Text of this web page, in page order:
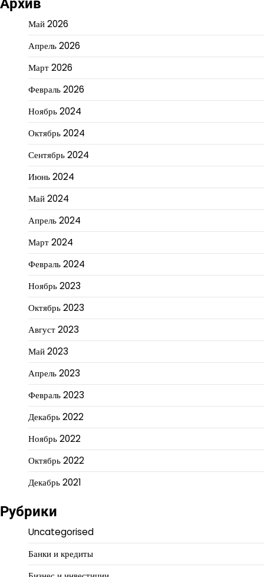
Архив
Май 2026
Апрель 2026
Март 2026
Февраль 2026
Ноябрь 2024
Октябрь 2024
Сентябрь 2024
Июнь 2024
Май 2024
Апрель 2024
Март 2024
Февраль 2024
Ноябрь 2023
Октябрь 2023
Август 2023
Май 2023
Апрель 2023
Февраль 2023
Декабрь 2022
Ноябрь 2022
Октябрь 2022
Декабрь 2021
Рубрики
Uncategorised
Банки и кредиты